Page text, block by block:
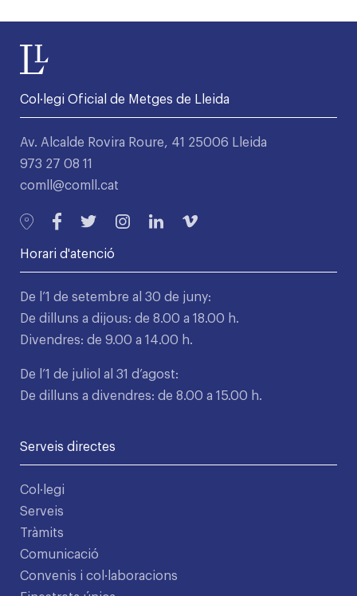
Col·legi Oficial de Metges de Lleida
Av. Alcalde Rovira Roure, 41 25006 Lleida
973 27 08 11
comll@comll.cat
Horari d'atenció
De l’1 de setembre al 30 de juny:
De dilluns a dijous: de 8.00 a 18.00 h.
Divendres: de 9.00 a 14.00 h.
De l’1 de juliol al 31 d’agost:
De dilluns a divendres: de 8.00 a 15.00 h.
Serveis directes
Col·legi
Serveis
Tràmits
Comunicació
Convenis i col·laboracions